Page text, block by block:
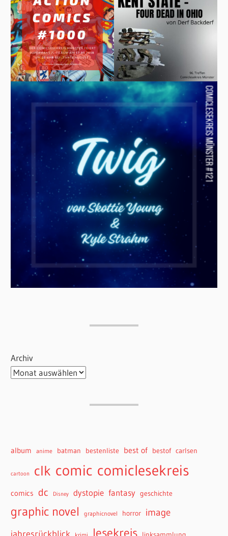
Archiv
album anime batman bestenliste best of bestof carlsen
cartoon clk comic comiclesekreis
comics dc Disney dystopie fantasy geschichte
graphic novel graphicnovel horror image
lesekreis